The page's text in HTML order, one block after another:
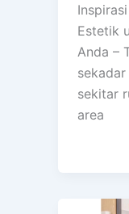
Estetik
Anda –
sekitar
area